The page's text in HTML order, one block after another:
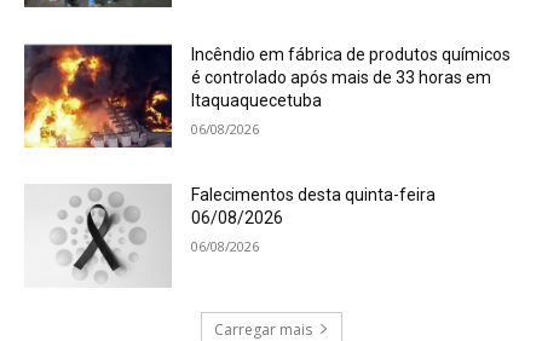
Incêndio em fábrica de produtos químicos
é controlado após mais de 33 horas em
Itaquaquecetuba
06/08/2026
Falecimentos desta quinta-feira
06/08/2026
06/08/2026
Carregar mais